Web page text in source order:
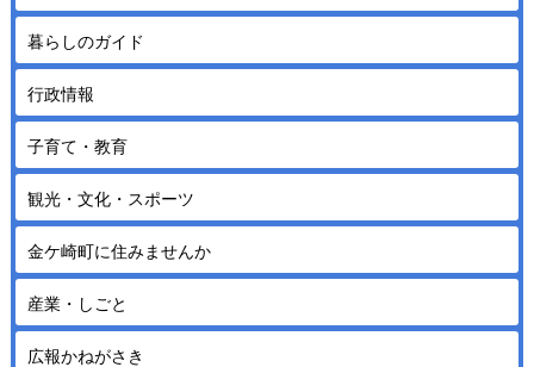
暮らしのガイド
行政情報
子育て・教育
観光・文化・スポーツ
金ケ崎町に住みませんか
産業・しごと
広報かねがさき